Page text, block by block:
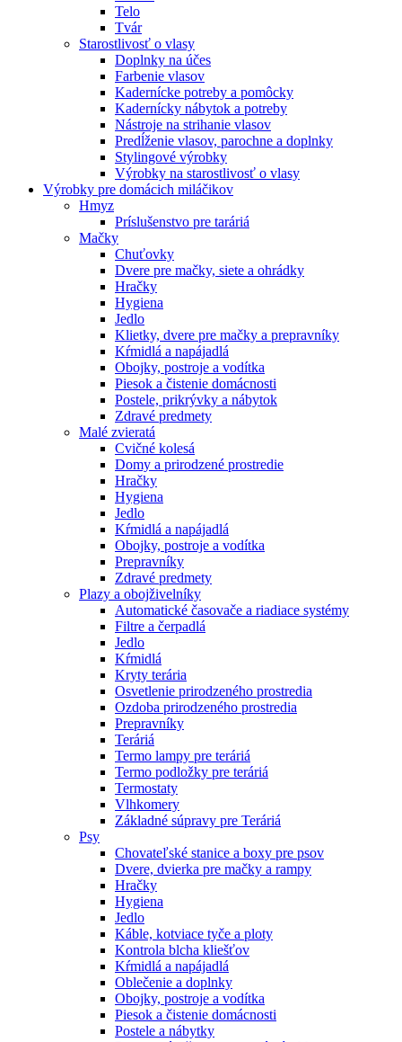
Telo
Tvár
Starostlivosť o vlasy
Doplnky na účes
Farbenie vlasov
Kadernícke potreby a pomôcky
Kadernícky nábytok a potreby
Nástroje na strihanie vlasov
Predĺženie vlasov, parochne a doplnky
Stylingové výrobky
Výrobky na starostlivosť o vlasy
Výrobky pre domácich miláčikov
Hmyz
Príslušenstvo pre taráriá
Mačky
Chuťovky
Dvere pre mačky, siete a ohrádky
Hračky
Hygiena
Jedlo
Klietky, dvere pre mačky a prepravníky
Kŕmidlá a napájadlá
Obojky, postroje a vodítka
Piesok a čistenie domácnosti
Postele, prikrývky a nábytok
Zdravé predmety
Malé zvieratá
Cvičné kolesá
Domy a prirodzené prostredie
Hračky
Hygiena
Jedlo
Kŕmidlá a napájadlá
Obojky, postroje a vodítka
Prepravníky
Zdravé predmety
Plazy a obojživelníky
Automatické časovače a riadiace systémy
Filtre a čerpadlá
Jedlo
Kŕmidlá
Kryty terária
Osvetlenie prirodzeného prostredia
Ozdoba prirodzeného prostredia
Prepravníky
Teráriá
Termo lampy pre teráriá
Termo podložky pre teráriá
Termostaty
Vlhkomery
Základné súpravy pre Teráriá
Psy
Chovateľské stanice a boxy pre psov
Dvere, dvierka pre mačky a rampy
Hračky
Hygiena
Jedlo
Káble, kotviace tyče a ploty
Kontrola blcha kliešťov
Kŕmidlá a napájadlá
Oblečenie a doplnky
Obojky, postroje a vodítka
Piesok a čistenie domácnosti
Postele a nábytky